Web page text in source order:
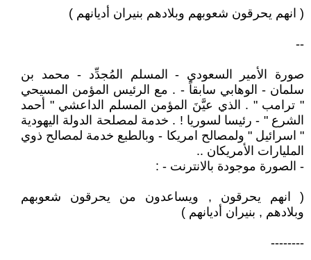
( انهم يحرقون شعوبهم وبلادهم بنيران أديانهم )
--
صورة الأمير السعودي - المسلم المُجدِّد - محمد بن
سلمان - الوهابي سابقاً - . مع الرئيس المؤمن المسيحي
" ترامب " . الذي عيَّنَ المؤمن المسلم الداعشي " أحمد
الشرع " - رئيسا لسوريا ! . خدمة لمصلحة الدولة اليهودية
" اسرائيل " ولمصالح امريكا - وبالطبع خدمة لمصالح ذوي
المليارات الأمريكان ..
- الصورة موجودة بالانترنت - :
( انهم يحرقون , ويساعدون من يحرقون شعوبهم
وبلادهم , بنيران أديانهم )
--------